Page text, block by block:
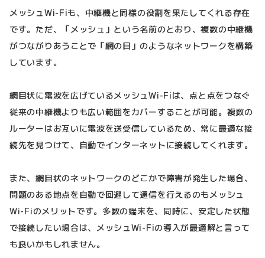
メッシュWi-Fiも、中継機と同様の役割を果たしてくれる存在
です。ただ、「メッシュ」という名前のとおり、複数の中継機
がつながりあうことで「網の目」のようなネットワークを構築
しています。
網目状に電波を広げているメッシュWi-Fiは、点と点をつなぐ
従来の中継機よりも広い範囲をカバーすることが可能。複数の
ルーターはお互いに電波を送受信しているため、常に最適な接
続先を見つけて、自動でインターネットに接続してくれます。
また、網目状のネットワークのどこかで障害が発生した場合、
問題のある地点を自動で回避して通信を行えるのもメッシュ
Wi-Fiのメリットです。多数の端末を、同時に、安定した状態
で接続したい場合は、メッシュWi-Fiの導入が最適解と言って
も良いかもしれません。